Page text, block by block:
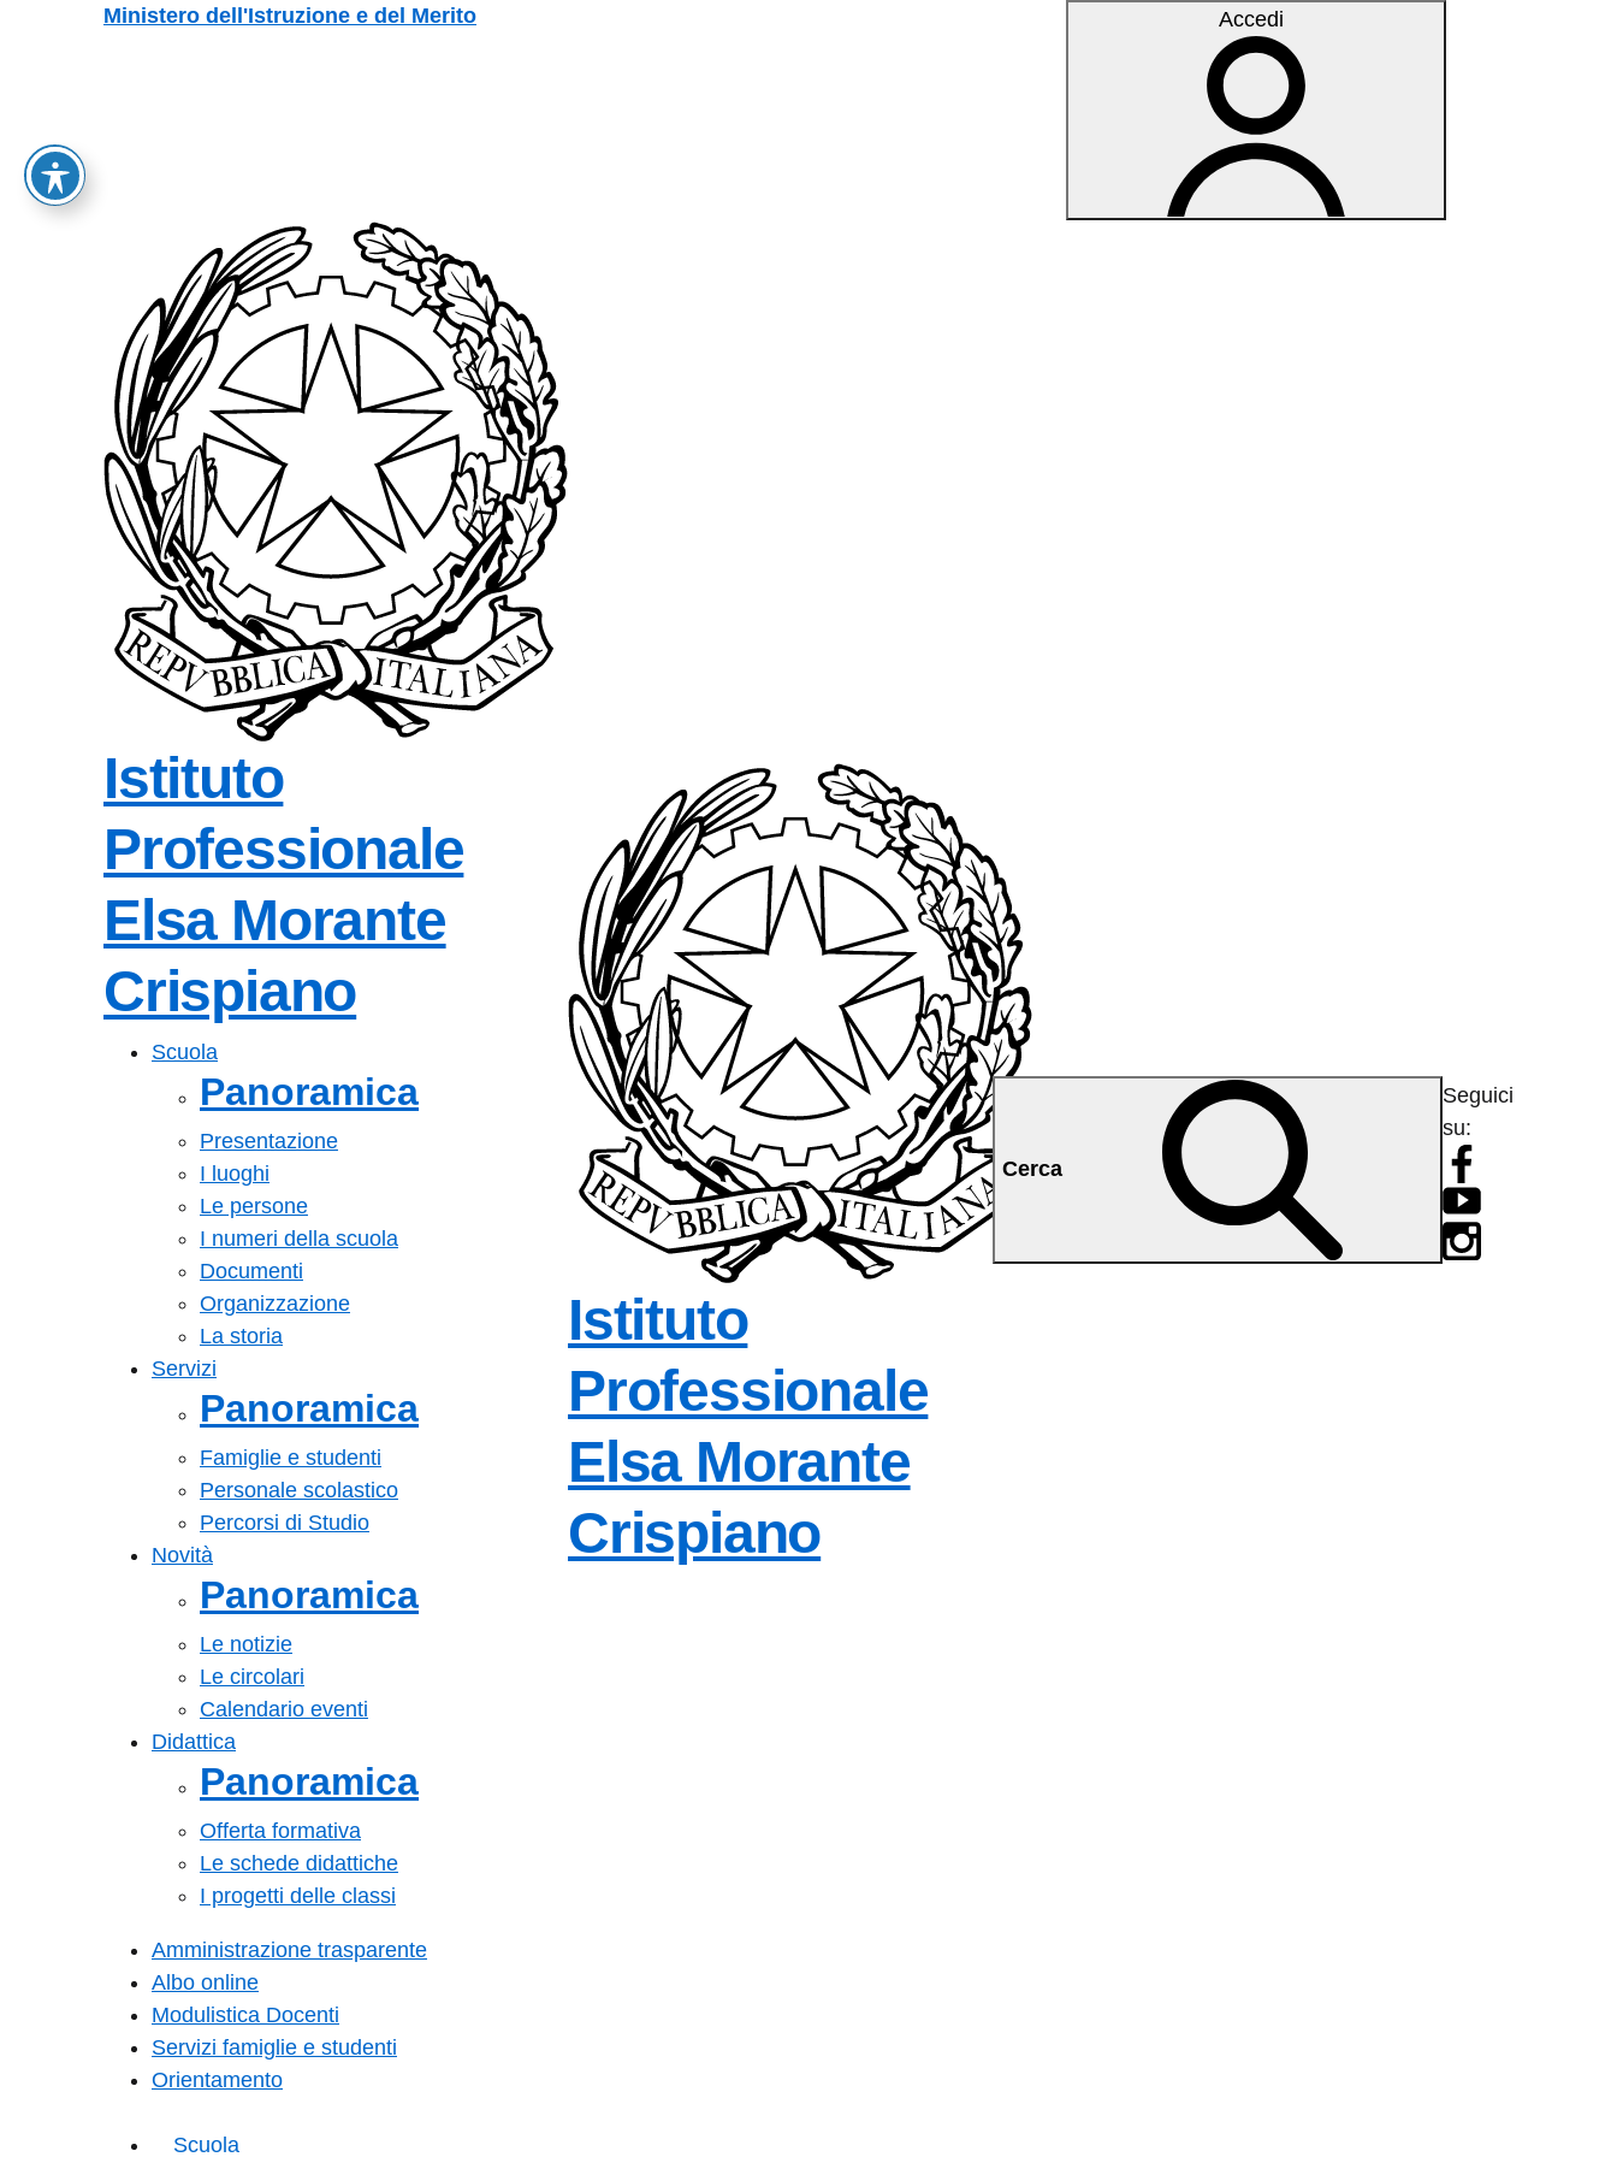
Vai ai contenuti
Vai al menu di navigazione
Vai al footerMinistero dell'Istruzione e del Merito Accedi
Istituto
Professionale
Elsa Morante
Crispiano
Scuola
Panoramica
Presentazione
I luoghi
Le persone
I numeri della scuola
Documenti
Organizzazione
La storia
Servizi
Panoramica
Famiglie e studenti
Personale scolastico
Percorsi di Studio
Novità
Panoramica
Le notizie
Le circolari
Calendario eventi
Didattica
Panoramica
Offerta formativa
Le schede didattiche
I progetti delle classi
Amministrazione trasparente
Albo online
Modulistica Docenti
Servizi famiglie e studenti
Orientamento
Istituto
Professionale
Elsa Morante
Crispiano
Cerca
Seguici
su:
Scuola